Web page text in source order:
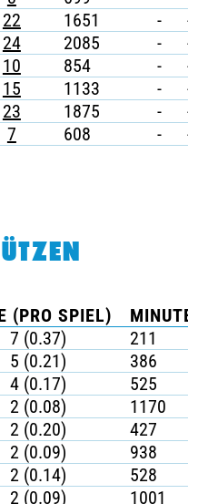
22 1651 -
-
24 2085 -
-
10 854 -
-
15 1133 -
-
23 1875 -
-
7 608 - -
(PRO SPIEL)
7 (0.37)
211
5 (0.21)
386
4 (0.17)
525
2 (0.08)
1170
2 (0.20)
427
2 (0.09)
938
2 (0.14)
528
2 (0.09) 1001